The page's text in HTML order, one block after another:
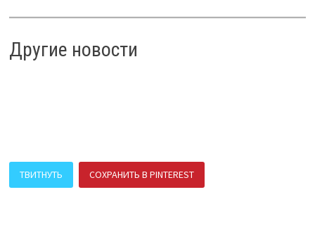
Другие новости
ТВИТНУТЬ СОХРАНИТЬ В PINTEREST